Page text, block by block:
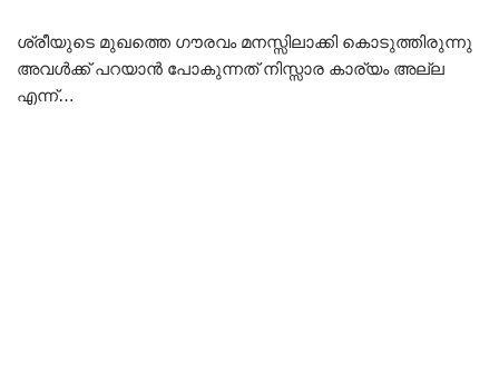
ശ്രീയുടെ മുഖത്തെ ഗൗരവം മനസ്സിലാക്കി കൊടുത്തിരുന്നു
അവൾക്ക് പറയാൻ പോകുന്നത് നിസ്സാര കാര്യം അല്ല
എന്ന്…